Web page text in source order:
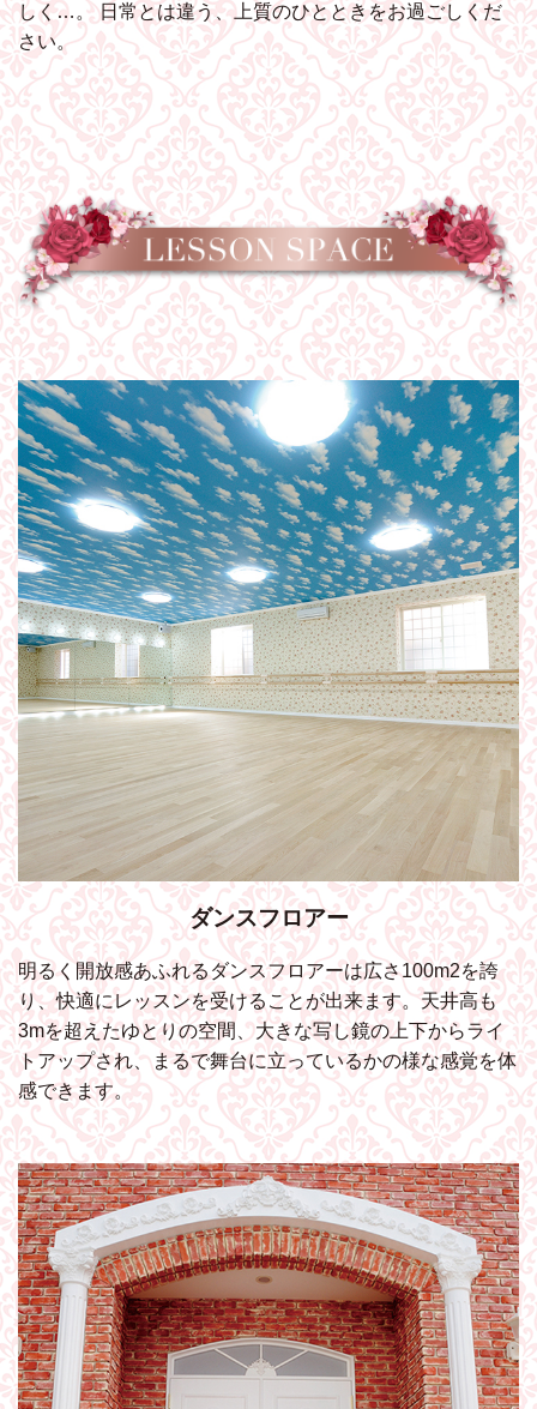
しく…。日常とは違う、上質のひとときをお過ごしくだ
さい。
ダンスフロアー
明るく開放感あふれるダンスフロアーは広さ100m2を誇
り、快適にレッスンを受けることが出来ます。天井高も
3mを超えたゆとりの空間、大きな写し鏡の上下からライ
トアップされ、まるで舞台に立っているかの様な感覚を体
感できます。